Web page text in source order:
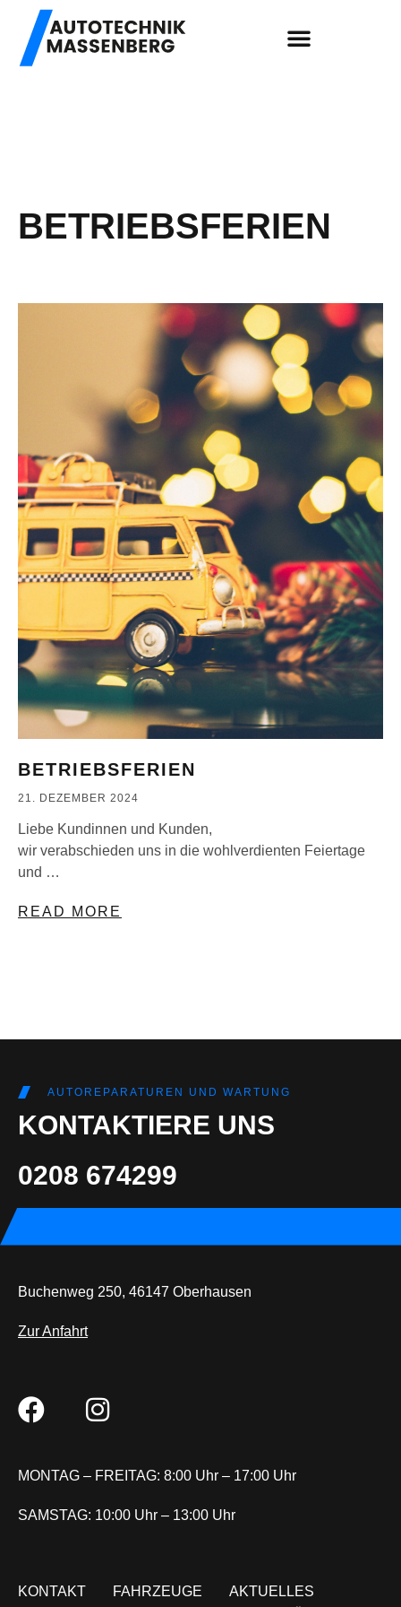
BETRIEBSFERIEN
BETRIEBSFERIEN
21. DEZEMBER 2024
Liebe Kundinnen und Kunden,
wir verabschieden uns in die wohlverdienten Feiertage
und …
READ MORE
AUTOREPARATUREN UND WARTUNG
KONTAKTIERE UNS
0208 674299
Buchenweg 250, 46147 Oberhausen
Zur Anfahrt
MONTAG – FREITAG: 8:00 Uhr – 17:00 Uhr
SAMSTAG: 10:00 Uhr – 13:00 Uhr
KONTAKT FAHRZEUGE
AKTUELLES